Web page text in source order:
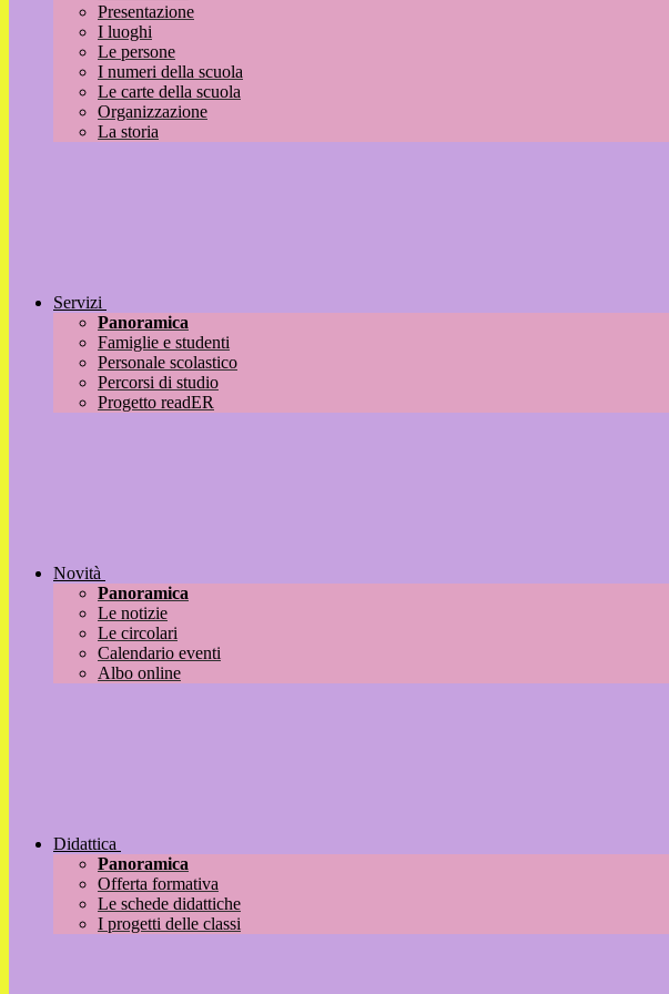
Presentazione
I luoghi
Le persone
I numeri della scuola
Le carte della scuola
Organizzazione
La storia
Servizi
Panoramica
Famiglie e studenti
Personale scolastico
Percorsi di studio
Progetto readER
Novità
Panoramica
Le notizie
Le circolari
Calendario eventi
Albo online
Didattica
Panoramica
Offerta formativa
Le schede didattiche
I progetti delle classi